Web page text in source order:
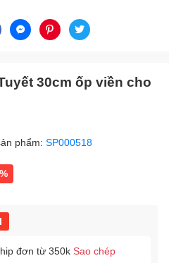
30cm ốp viền cho
phẩm: SP000518
đơn từ 350k Sao chép